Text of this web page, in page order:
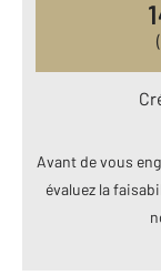
Avant de vous
évaluez la